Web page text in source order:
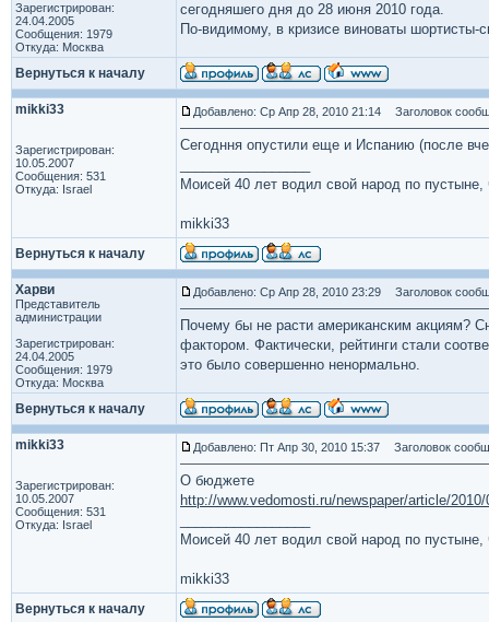
Зарегистрирован:
24.04.2005
Сообщения: 1979
Откуда: Москва
сегодняшего дня до 28 июня 2010 года.
По-видимому, в кризисе виноваты шортисты-
Вернуться к началу
mikki33
Зарегистрирован:
10.05.2007
Сообщения: 531
Откуда: Israel
Добавлено: Ср Апр 28, 2010 21:14 Заголовок
Сегодння опустили еще и Испанию (после
Моисей 40 лет водил свой народ по
mikki33
Вернуться к началу
Харви
Представитель
администрации
Зарегистрирован:
24.04.2005
Сообщения: 1979
Откуда: Москва
Добавлено: Ср Апр 28, 2010 23:29 Заголовок
Почему бы не расти американским акциям?
фактором. Фактически, рейтинги стали
это было совершенно ненормально.
Вернуться к началу
mikki33
Зарегистрирован:
10.05.2007
Сообщения: 531
Откуда: Israel
Добавлено: Пт Апр 30, 2010 15:37 Заголовок
О бюджете
http://www.vedomosti.ru/newspaper/article/
Моисей 40 лет водил свой народ по
mikki33
Вернуться к началу